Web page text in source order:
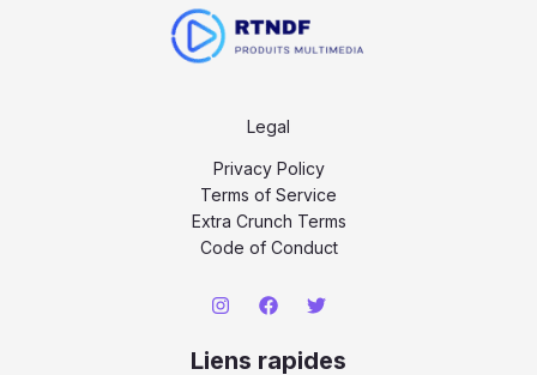
Legal
Privacy Policy
Terms of Service
Extra Crunch Terms
Code of Conduct
Liens rapides